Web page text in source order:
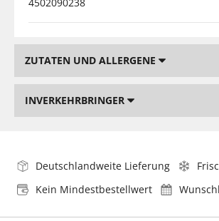
ZUTATEN UND ALLERGENE
INVERKEHRBRINGER
Deutschlandweite Lieferung
Kein Mindestbestellwert